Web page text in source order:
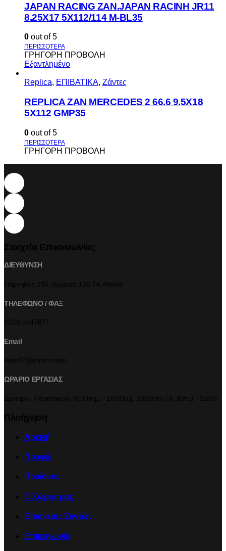
JAPAN RACING ZAN.JAPAN RACINH JR11
8.25X17 5X112/114 M-BL35
0 out of 5
ΓΡΗΓΟΡΗ ΠΡΟΒΟΛΗ
Εξαντλημένο
Replica, ΕΠΙΒΑΤΙΚΑ, Ζάντες
REPLICA ZAN MERCEDES 2 66.6 9.5X18
5X112 GMP35
0 out of 5
ΓΡΗΓΟΡΗ ΠΡΟΒΟΛΗ
ΔΙΕΥΘΥΝΣΗ
ΤΗΛΕΦΩΝΟ / ΦΑΞ
Email
ΩΡΑΡΙΟ ΕΡΓΑΣΙΑΣ
Αρχική
Προφίλ
Προϊόντα
Ο Χώρος μας
Επισκευές Ζαντών
Επικοινωνία